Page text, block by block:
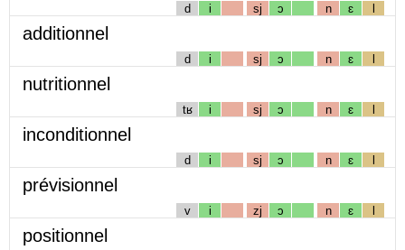
d i sj ɔ n ɛ l
additionnel
d i sj ɔ n ɛ l
nutritionnel
tʁ i sj ɔ n ɛ l
inconditionnel
d i sj ɔ n ɛ l
prévisionnel
v i zj ɔ n ɛ l
positionnel